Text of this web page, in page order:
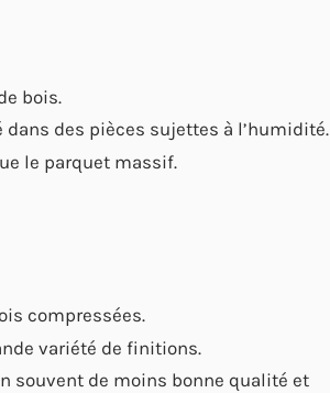
bois.
des pièces sujettes à l’humidité.
le parquet massif.
compressées.
variété de finitions.
souvent de moins bonne qualité et